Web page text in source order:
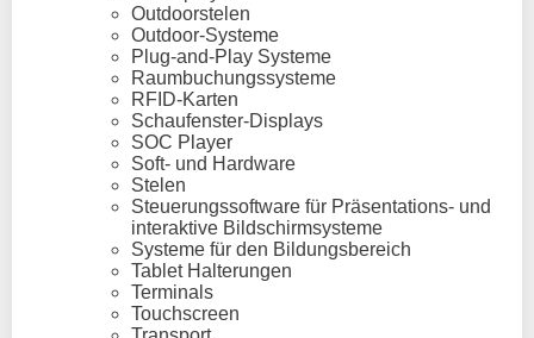
Outdoorstelen
Outdoor-Systeme
Plug-and-Play Systeme
Raumbuchungssysteme
RFID-Karten
Schaufenster-Displays
SOC Player
Soft- und Hardware
Stelen
Steuerungssoftware für Präsentations- und
interaktive Bildschirmsysteme
Systeme für den Bildungsbereich
Tablet Halterungen
Terminals
Touchscreen